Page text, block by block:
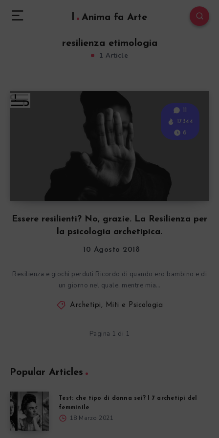
l Anima fa Arte
resilienza etimologia
1 Article
Essere resilienti? No, grazie. La Resilienza per
la psicologia archetipica.
11
17344
6
10 Agosto 2018
Resilienza e giochi perduti Ricordo di quando ero bambino e di
un giorno nel quale, mentre mia…
Archetipi, Miti e Psicologia
Pagina 1 di 1
Popular Articles
Test: che tipo di donna sei? I 7 archetipi del
femminile
18 Marzo 2021